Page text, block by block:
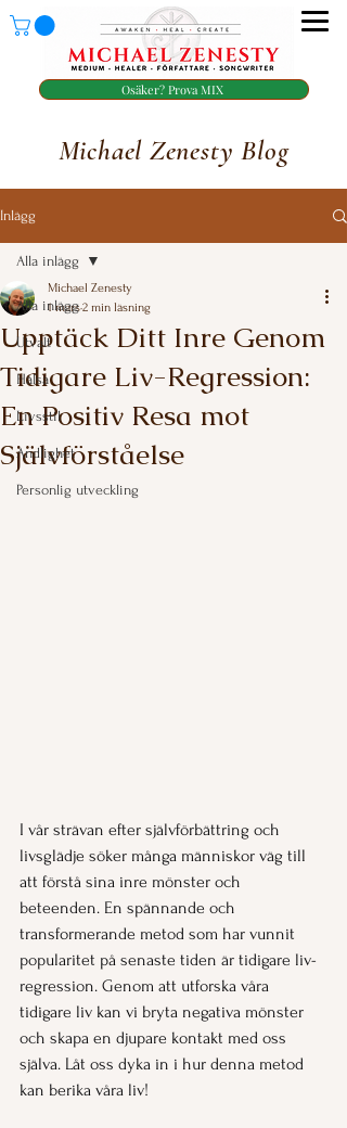
Osäker? Prova MIX
Michael Zenesty Blog
Inlägg
Alla inlägg
Utvalt
Hälsa
Livsstil
Andlighet
Personlig utveckling
Alla inlägg
Upptäck Ditt Inre Genom
Tidigare Liv-Regression:
En Positiv Resa mot
Självförståelse
Michael Zenesty
1 mars2 min läsning
Betygsatt till NaN av 5 stjärnor.
I vår strävan efter självförbättring och
livsglädje söker många människor väg till
att förstå sina inre mönster och
beteenden. En spännande och
transformerande metod som har vunnit
popularitet på senaste tiden är tidigare liv-
regression. Genom att utforska våra
tidigare liv kan vi bryta negativa mönster
och skapa en djupare kontakt med oss
själva. Låt oss dyka in i hur denna metod
kan berika våra liv!